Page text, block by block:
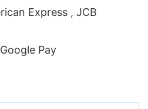
Express , JCB
Pay